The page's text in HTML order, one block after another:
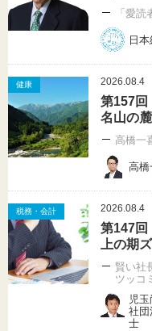
「愛
日
健康 2026.08.4
第157
名山の
高橋一
高橋
税務・会計 2026.08.4
第147
上の期
賢い社
ツッコ
児
社
士